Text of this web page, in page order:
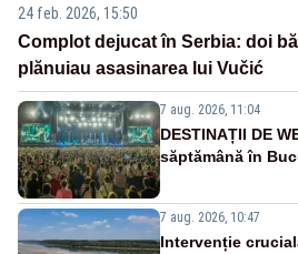
24 feb. 2026, 15:50
Complot dejucat în Serbia: doi
plănuiau asasinarea lui Vučić
7 aug. 2026, 11:04
DESTINAȚII DE
săptămână în
7 aug. 2026, 10:47
Intervenție